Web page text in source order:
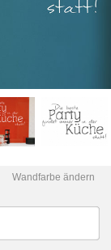
Wandfarbe ändern